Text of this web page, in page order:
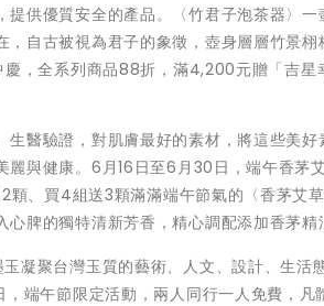
提供優質安全的產品。〈竹君子泡茶器〉
，自古被視為君子的象徵，壺身層層竹景
慶，全系列商品88折，滿4,200元贈「吉
生醫驗證，對肌膚最好的素材，將這些美
麗與健康。6月16日至6月30日，端午香茅
顆、買4組送3顆滿滿端午節氣的〈香茅艾
脾的獨特清新芳香，精心調配添加香茅精
玉凝聚台灣玉質的藝術、人文、設計、生
端午節限定活動，兩人同行一人免費，